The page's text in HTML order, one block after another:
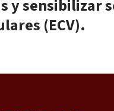
y sensibilizar
(ECV).